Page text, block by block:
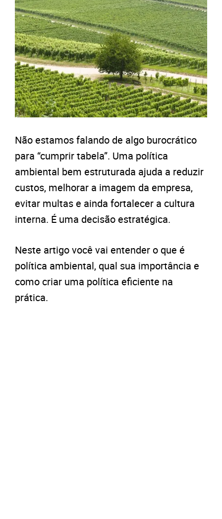
Não estamos falando de algo burocrático
para “cumprir tabela”. Uma política
ambiental bem estruturada ajuda a reduzir
custos, melhorar a imagem da empresa,
evitar multas e ainda fortalecer a cultura
interna. É uma decisão estratégica.
Neste artigo você vai entender o que é
política ambiental, qual sua importância e
como criar uma política eficiente na
prática.